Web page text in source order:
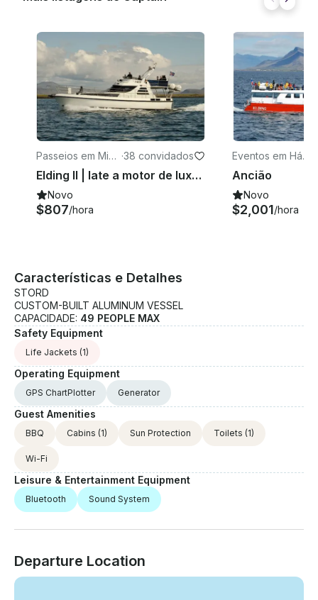
Passeios em Miðb
org
·38 convidados
Elding II | Iate a motor de luxo de 48 pés
Novo
$807/hora
Eventos em Háal
eiti
Ancião
Novo
$2,001/hora
Características e Detalhes
STORD
CUSTOM-BUILT ALUMINUM VESSEL
CAPACIDADE: 49 PEOPLE MAX
Safety Equipment
Life Jackets (1)
Operating Equipment
GPS ChartPlotter Generator
Guest Amenities
BBQ Cabins (1) Sun Protection Toilets (1)
Wi-Fi
Leisure & Entertainment Equipment
Bluetooth Sound System
Departure Location